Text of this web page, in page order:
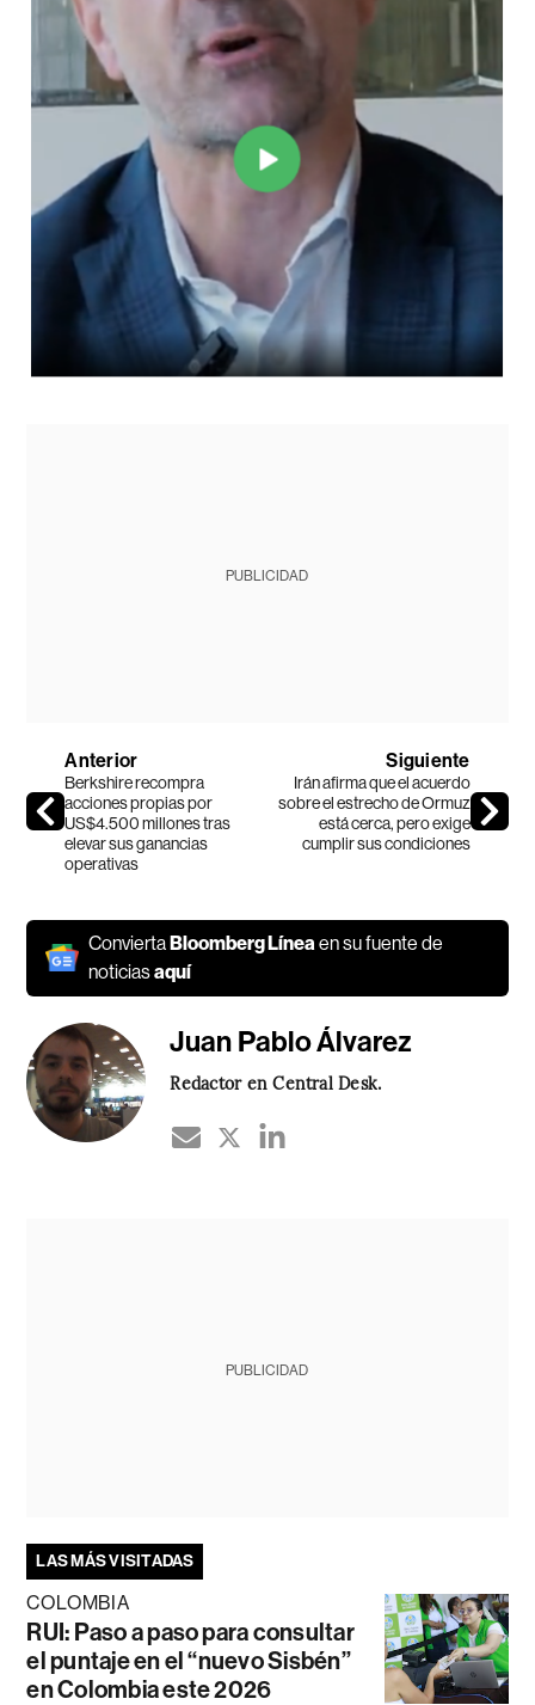
PUBLICIDAD
Anterior
Berkshire recompra
acciones propias por
US$4.500 millones tras
elevar sus ganancias
operativas
Siguiente
Irán afirma que el acuerdo
sobre el estrecho de Ormuz
está cerca, pero exige
cumplir sus condiciones
ConviertaBloomberg Línea en su fuente de
noticiasaquí
Juan Pablo Álvarez
Redactor en Central Desk.
PUBLICIDAD
LAS MÁS VISITADAS
COLOMBIA
RUI: Paso a paso para consultar
el puntaje en el “nuevo Sisbén”
en Colombia este 2026